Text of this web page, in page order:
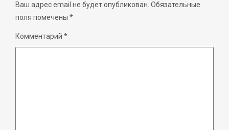
Ваш адрес email не будет опубликован. Обязательные
поля помечены *
Комментарий *